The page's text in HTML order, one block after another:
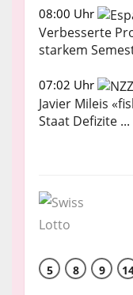
08:00 Uhr
Verbesserte
starkem
07:02 Uhr
Javier Mileis
Staat Defizite ...
5 8 9